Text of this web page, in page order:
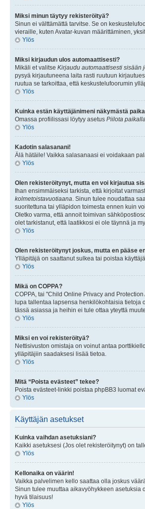
Miksi minun täytyy rekisteröityä?
Sinun ei välttämättä tarvitse. Se on
vieraille, kuten Avatar-kuvan määrittäminen,
Ylös
Miksi kirjaudun ulos automaattisesti?
Mikäli et valitse Kirjaudu automaattisesti sisään
pysyä kirjautuneena laita rasti ruutuun
ruutua se tarkoittaa, että keskustelufoorumin
Ylös
Kuinka estän käyttäjänimeni näkymästä
Omassa profiilissasi löytyy asetus Piilota
Ylös
Kadotin salasanani!
Älä hätäile! Vaikka salasanaasi ei voidakaan
Ylös
Olen rekisteröitynyt, mutta en voi kirjautua
Ihan ensimmäiseksi tarkista, että kirjoitat
kolmetoistavuotiaana . Sinun tulee noudattaa
suoritettuna tai ylläpidon toimesta ennen kuin
Oletko varma, että annoit toimivan
olet tarkistanut, että laatikkosi ei ole täynnä ja
Ylös
Olen rekisteröitynyt joskus, mutta en pääse
Ylläpitäjä on saattanut sulkea tai poistaa
Ylös
Mikä on COPPA?
COPPA, tai "Child Online Privacy and
lupa tallentaa lapsensa henkilökohtaisia tietoja
tässä asiassa ja heihin ei tule ottaa yteyttä
Ylös
Miksi en voi rekisteröityä?
Nettisivuston omistaja on voinut antaa
ylläpitäjiin saadaksesi lisää tietoa.
Ylös
Mitä “Poista evästeet” tekee?
Poista evästeet-linkki poistaa phpBB3 luomat
Ylös
Käyttäjän asetukset
Kuinka vaihdan asetuksiani?
Kaikki asetuksesi (Jos olet rekisteröitynyt) on
Ylös
Kellonaika on väärin!
Vaikka palvelimen kello saattaa olla joskus
Sinun tulee muuttaa aikavyöhykkeen asetuksia
hyvä tilaisuus!
Ylös